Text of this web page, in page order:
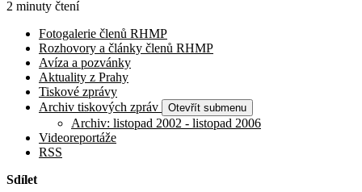
2 minuty čtení
Fotogalerie členů RHMP
Rozhovory a články členů RHMP
Avíza a pozvánky
Aktuality z Prahy
Tiskové zprávy
Archiv tiskových zpráv
Otevřít submenu
Archiv: listopad 2002 - listopad 2006
Videoreportáže
RSS
Sdílet